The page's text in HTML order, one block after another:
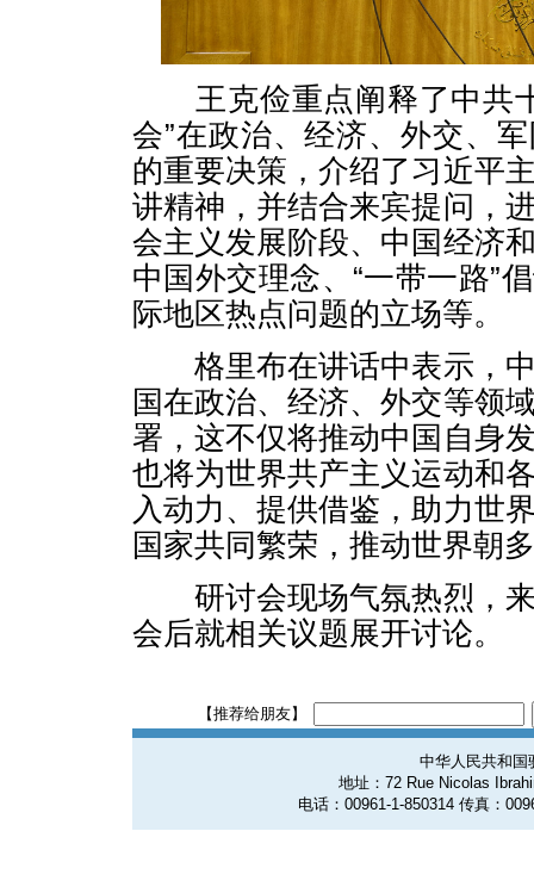
王克俭重点阐释了中共
会”在政治、经济、外交、
的重要决策，介绍了习近平
讲精神，并结合来宾提问，
会主义发展阶段、中国经济
中国外交理念、“一带一路”
际地区热点问题的立场等。
格里布在讲话中表示，中
国在政治、经济、外交等领
署，这不仅将推动中国自身
也将为世界共产主义运动和
入动力、提供借鉴，助力世
国家共同繁荣，推动世界朝
研讨会现场气氛热烈，来
会后就相关议题展开讨论。
【推荐给朋友】
中华人民共和国
地址：72 Rue Nicolas
电话：00961-1-850314 传真：